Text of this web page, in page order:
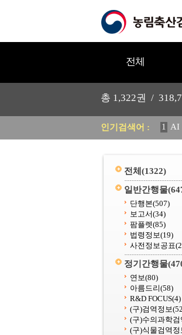
전체
총 1,322권 /
인기검색어 : 1 AI
11
전체 (1322)
일반간행물
단행본(507)
보고서(34)
팜플렛(85)
법령정보(19)
사전정보공표
정기간행물
연보(80)
아름드리(58)
R&D FOCUS(4)
(구)검역정보
(구)수의과학검
(구)식물검역정